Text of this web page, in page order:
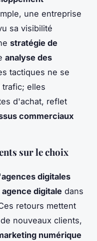
une entreprise
sa visibilité
stratégie de
analyse des
tactiques ne se
elles
d'achat, reflet
commerciaux
sur le choix
digitales
agence digitale dans
retours mettent
nouveaux clients,
numérique